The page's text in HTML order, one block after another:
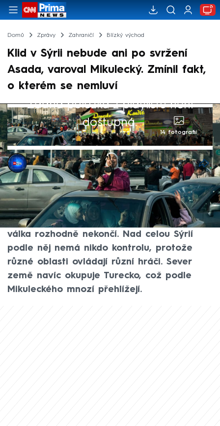
Domů Zprávy Zahraničí Blízký východ
Klid v Sýrii nebude ani po svržení
Asada, varoval Mikulecký. Zmínil fakt,
o kterém se nemluví
Žádná položka z playlistu není
dostupná.
14 fotografií
CNN Prima NEWS
8. pro 2024, 16:53
Bezpečnostní analytik Milan Mikulecký v
rozhovoru pro CNN Prima NEWS řekl, že
svržením režimu Bašára al-Asada občanská
válka rozhodně nekončí. Nad celou Sýrií
podle něj nemá nikdo kontrolu, protože
různé oblasti ovládají různí hráči. Sever
země navíc okupuje Turecko, což podle
Mikuleckého mnozí přehlížejí.